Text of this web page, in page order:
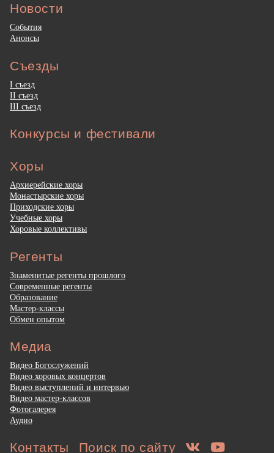
Новости
События
Анонсы
Съезды
I съезд
II съезд
III съезд
Конкурсы и фестивали
Хоры
Архиерейские хоры
Монастырские хоры
Приходские хоры
Учебные хоры
Хоровые коллективы
Регенты
Знаменитые регенты прошлого
Современные регенты
Образование
Мастер-классы
Обмен опытом
Медиа
Видео Богослужений
Видео хоровых концертов
Видео выступлений и интервью
Видео мастер-классов
Фотогалерея
Аудио
Контакты Поиск по сайту